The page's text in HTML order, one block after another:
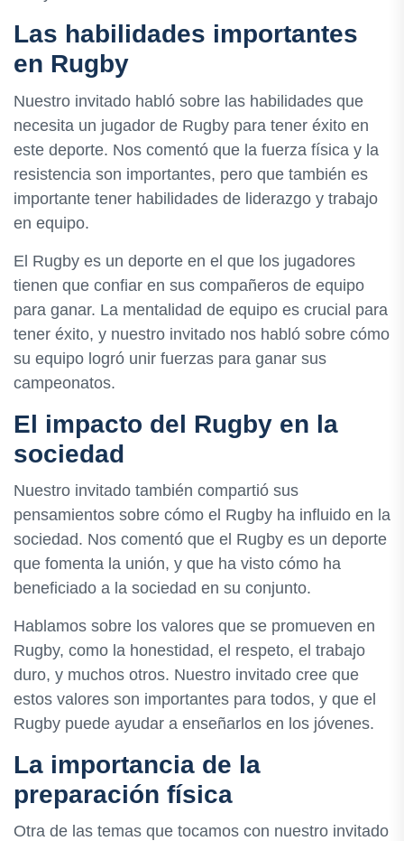
Las habilidades importantes
en Rugby
Nuestro invitado habló sobre las habilidades que
necesita un jugador de Rugby para tener éxito en
este deporte. Nos comentó que la fuerza física y la
resistencia son importantes, pero que también es
importante tener habilidades de liderazgo y trabajo
en equipo.
El Rugby es un deporte en el que los jugadores
tienen que confiar en sus compañeros de equipo
para ganar. La mentalidad de equipo es crucial para
tener éxito, y nuestro invitado nos habló sobre cómo
su equipo logró unir fuerzas para ganar sus
campeonatos.
El impacto del Rugby en la
sociedad
Nuestro invitado también compartió sus
pensamientos sobre cómo el Rugby ha influido en la
sociedad. Nos comentó que el Rugby es un deporte
que fomenta la unión, y que ha visto cómo ha
beneficiado a la sociedad en su conjunto.
Hablamos sobre los valores que se promueven en
Rugby, como la honestidad, el respeto, el trabajo
duro, y muchos otros. Nuestro invitado cree que
estos valores son importantes para todos, y que el
Rugby puede ayudar a enseñarlos en los jóvenes.
La importancia de la
preparación física
Otra de las temas que tocamos con nuestro invitado